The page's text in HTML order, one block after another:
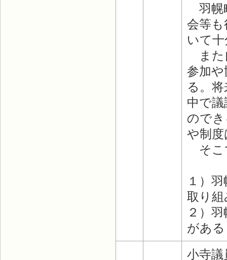
羽幌
会等
いて
また
参加
る。
中で
ので
や制
そこ
１）
取り
２）
があ
小寺